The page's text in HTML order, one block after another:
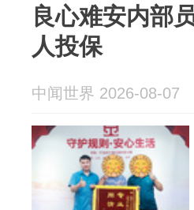
良心难安内部
人投保
中闻世界 2026-08-07